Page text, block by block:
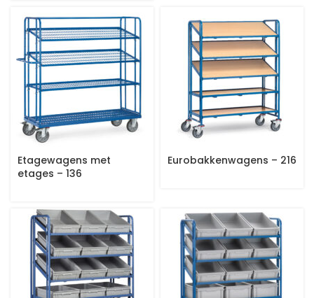
Etagewagens met
etages – 136
Eurobakkenwagens – 216